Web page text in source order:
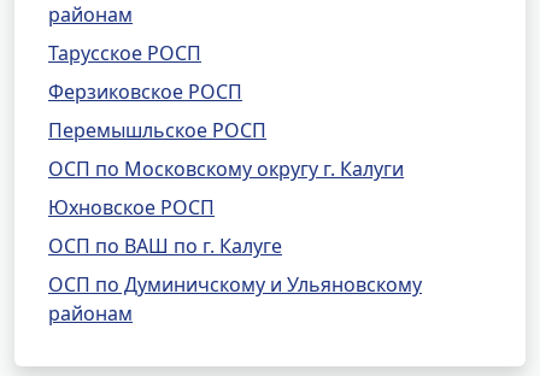
районам
Тарусское РОСП
Ферзиковское РОСП
Перемышльское РОСП
ОСП по Московскому округу г. Калуги
Юхновское РОСП
ОСП по ВАШ по г. Калуге
ОСП по Думиничскому и Ульяновскому
районам